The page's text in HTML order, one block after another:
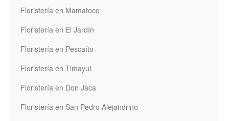
Floristería en Mamatoco
Floristería en El Jardín
Floristería en Pescaíto
Floristería en Timayui
Floristería en Don Jaca
Floristería en San Pedro Alejandrino